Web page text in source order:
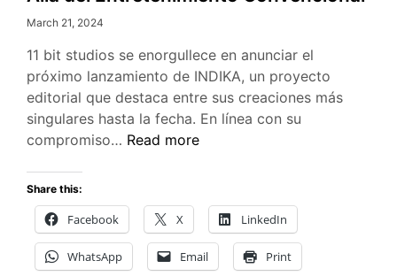
March 21, 2024
11 bit studios se enorgullece en anunciar el
próximo lanzamiento de INDIKA, un proyecto
editorial que destaca entre sus creaciones más
singulares hasta la fecha. En línea con su
compromiso… INDIKA:
Profunda
Allá
del
Read more
Share this:
Facebook X LinkedIn
WhatsApp Email Print